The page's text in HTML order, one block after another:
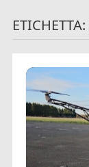
ETICHETTA: